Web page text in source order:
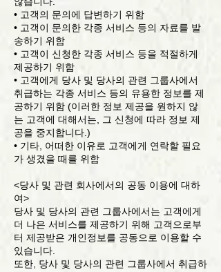
• 고객의 문의에 답변하기 위함
• 고객이 문의한 각종 서비스 등의 자료를 발
송하기 위함
• 고객이 신청한 각종 서비스 등을 적절하게
제공하기 위함
• 고객에게 당사 및 당사의 관련 그룹사에서
취급하는 각종 서비스 등의 유용한 정보를 제
공하기 위함 (이러한 정보 제공을 원하지 않
는 고객에 대해서는, 그 신청에 따라 정보 제
공을 중지합니다.)
• 기타, 어떠한 이유로 고객에게 연락할 필요
가 생겼을 때를 위함
<당사 및 관련 회사에서의 공동 이용에 대하
여>
당사 및 당사의 관련 그룹사에서는 고객에게
더 나은 서비스를 제공하기 위해 고객으로부
터 제공받은 개인정보를 공동으로 이용할 수
있습니다.
또한, 당사 및 당사의 관련 그룹사에서 취급하